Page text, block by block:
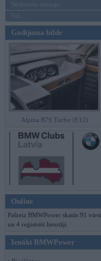
Sērijveida tūnings
Vel...
Gadījuma bilde
Alpina B7S Turbo (E12)
Online
Pašreiz BMWPower skatās 91 viesi
un 4 reģistrēti lietotāji.
Ienākt BMWPower